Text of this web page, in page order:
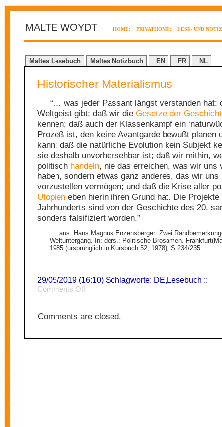
MALTE WOYDT HOME: PRIVATHOME: LESE- UND
Maltes Lesebuch Maltes Notizbuch _EN _FR _NL
Historischer Materialismus
“… was jeder Passant längst verstanden hat:
Weltgeist gibt; daß wir die Gesetze der
kennen; daß auch der Klassenkampf ein
Prozeß ist, den keine Avantgarde bewußt planen
kann; daß die natürliche Evolution kein Subjekt
sie deshalb unvorhersehbar ist; daß wir mithin,
politisch handeln, nie das erreichen, was wir uns
haben, sondern etwas ganz anderes, das wir uns
vorzustellen vermögen; und daß die Krise aller
Utopien eben hierin ihren Grund hat. Die Projekte
Jahrhunderts sind von der Geschichte des 20.
sonders falsifiziert worden.”
aus: Hans Magnus Enzensberger: Zwei
Weltuntergang. In: ders.: Politische Brosamen.
1985 (ursprünglich in Kursbuch 52, 1978), S.234/235.
29/05/2019 (16:10) Schlagworte: DE,Lesebuch ::
Comments Offon
Comments are closed.